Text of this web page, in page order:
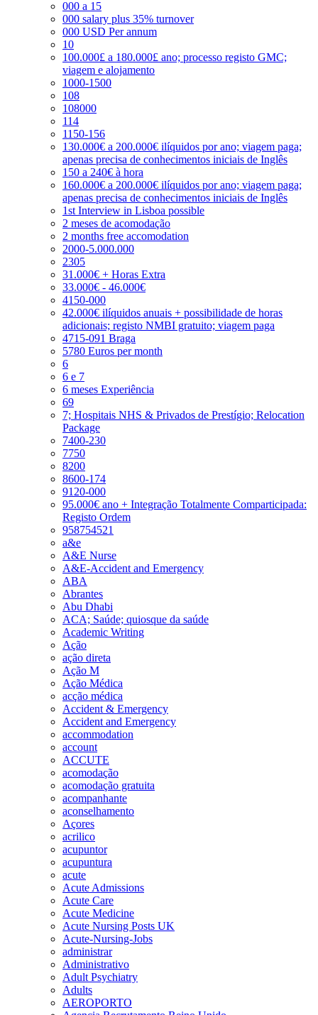
000 a 15
000 salary plus 35% turnover
000 USD Per annum
10
100.000£ a 180.000£ ano; processo registo GMC;
viagem e alojamento
1000-1500
108
108000
114
1150-156
130.000€ a 200.000€ ilíquidos por ano; viagem paga;
apenas precisa de conhecimentos iniciais de Inglês
150 a 240€ à hora
160.000€ a 200.000€ ilíquidos por ano; viagem paga;
apenas precisa de conhecimentos iniciais de Inglês
1st Interview in Lisboa possible
2 meses de acomodação
2 months free accomodation
2000-5.000.000
2305
31.000€ + Horas Extra
33.000€ - 46.000€
4150-000
42.000€ ilíquidos anuais + possibilidade de horas
adicionais; registo NMBI gratuito; viagem paga
4715-091 Braga
5780 Euros per month
6
6 e 7
6 meses Experiência
69
7; Hospitais NHS & Privados de Prestígio; Relocation
Package
7400-230
7750
8200
8600-174
9120-000
95.000€ ano + Integração Totalmente Comparticipada:
Registo Ordem
958754521
a&e
A&E Nurse
A&E-Accident and Emergency
ABA
Abrantes
Abu Dhabi
ACA; Saúde; quiosque da saúde
Academic Writing
Ação
ação direta
Ação M
Ação Médica
acção médica
Accident & Emergency
Accident and Emergency
accommodation
account
ACCUTE
acomodação
acomodação gratuita
acompanhante
aconselhamento
Açores
acrilico
acupuntor
acupuntura
acute
Acute Admissions
Acute Care
Acute Medicine
Acute Nursing Posts UK
Acute-Nursing-Jobs
administrar
Administrativo
Adult Psychiatry
Adults
AEROPORTO